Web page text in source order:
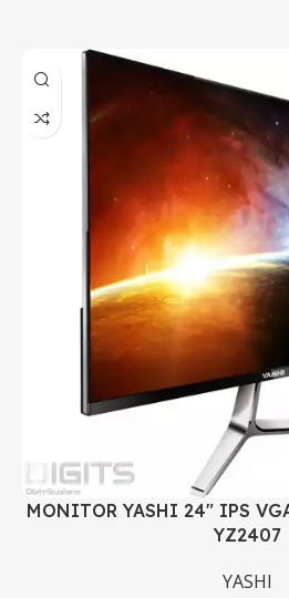
MONITOR YASHI 24" IPS
YZ2407
YASHI